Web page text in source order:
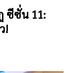
ซีซั่น 11:
!